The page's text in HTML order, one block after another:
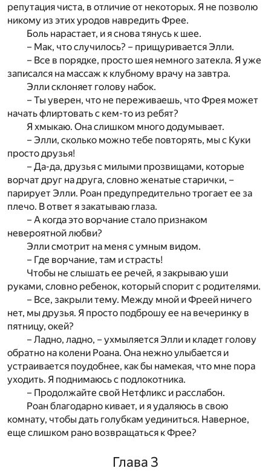
репутация чиста, в отличие от некоторых. Я не позволю
никому из этих уродов навредить Фрее.
Боль нарастает, и я снова тянусь к шее.
– Мак, что случилось? – прищуривается Элли.
– Все в порядке, просто шея немного затекла. Я уже
записался на массаж к клубному врачу на завтра.
Элли склоняет голову набок.
– Ты уверен, что не переживаешь, что Фрея может
начать флиртовать с кем-то из ребят?
Я хмыкаю. Она слишком много додумывает.
– Элли, сколько можно тебе повторять, мы с Куки
просто друзья!
– Да-да, друзья с милыми прозвищами, которые
ворчат друг на друга, словно женатые старички, –
парирует Элли. Роан предупредительно трогает ее за
плечо. В ответ я закатываю глаза.
– А когда это ворчание стало признаком
невероятной любви?
Элли смотрит на меня с умным видом.
– Где ворчание, там и страсть!
Чтобы не слышать ее речей, я закрываю уши
руками, словно ребенок, который спорит с родителями.
– Все, закрыли тему. Между мной и Фреей ничего
нет, мы друзья. Я просто подброшу ее на вечеринку в
пятницу, окей?
– Ладно, ладно, – ухмыляется Элли и кладет голову
обратно на колени Роана. Она нежно улыбается и
устраивается поудобнее, как бы намекая, что мне пора
уходить. Я поднимаюсь с подлокотника.
– Продолжайте свой Нетфликс и расслабон.
Роан благодарно кивает, и я удаляюсь в свою
комнату, чтобы дать голубкам уединиться. Наверное,
еще слишком рано возвращаться к Фрее?
Глава 3